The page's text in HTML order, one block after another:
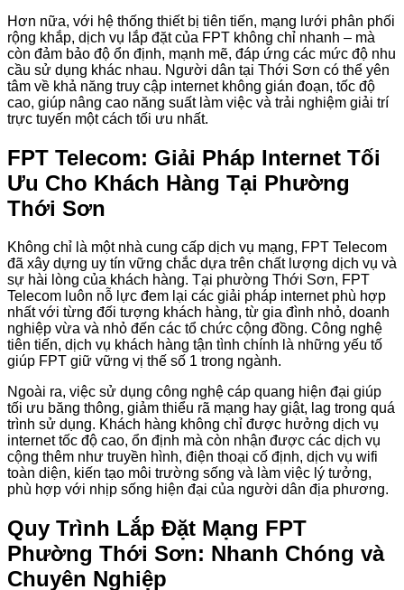
Hơn nữa, với hệ thống thiết bị tiên tiến, mạng lưới phân phối
rộng khắp, dịch vụ lắp đặt của FPT không chỉ nhanh – mà
còn đảm bảo độ ổn định, mạnh mẽ, đáp ứng các mức độ nhu
cầu sử dụng khác nhau. Người dân tại Thới Sơn có thể yên
tâm về khả năng truy cập internet không gián đoạn, tốc độ
cao, giúp nâng cao năng suất làm việc và trải nghiệm giải trí
trực tuyến một cách tối ưu nhất.
FPT Telecom: Giải Pháp Internet Tối
Ưu Cho Khách Hàng Tại Phường
Thới Sơn
Không chỉ là một nhà cung cấp dịch vụ mạng, FPT Telecom
đã xây dựng uy tín vững chắc dựa trên chất lượng dịch vụ và
sự hài lòng của khách hàng. Tại phường Thới Sơn, FPT
Telecom luôn nỗ lực đem lại các giải pháp internet phù hợp
nhất với từng đối tượng khách hàng, từ gia đình nhỏ, doanh
nghiệp vừa và nhỏ đến các tổ chức cộng đồng. Công nghệ
tiên tiến, dịch vụ khách hàng tận tình chính là những yếu tố
giúp FPT giữ vững vị thế số 1 trong ngành.
Ngoài ra, việc sử dụng công nghệ cáp quang hiện đại giúp
tối ưu băng thông, giảm thiểu rã mạng hay giật, lag trong quá
trình sử dụng. Khách hàng không chỉ được hưởng dịch vụ
internet tốc độ cao, ổn định mà còn nhận được các dịch vụ
cộng thêm như truyền hình, điện thoại cố định, dịch vụ wifi
toàn diện, kiến tạo môi trường sống và làm việc lý tưởng,
phù hợp với nhịp sống hiện đại của người dân địa phương.
Quy Trình Lắp Đặt Mạng FPT
Phường Thới Sơn: Nhanh Chóng và
Chuyên Nghiệp